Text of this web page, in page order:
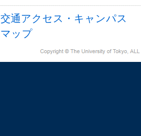
交通アクセス・キャンパス
マップ